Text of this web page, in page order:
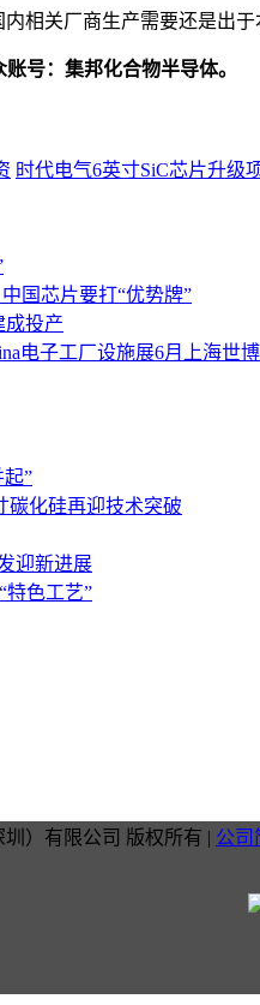
相关厂商生产需要还是出
号：集邦化合物半导体。
时代电气6英寸SiC芯片升级
国芯片要打“优势牌”
成投产
电子工厂设施展6月上海世
”
碳化硅再迎技术突破
迎新进展
特色工艺”
）有限公司 版权所有 | 公司